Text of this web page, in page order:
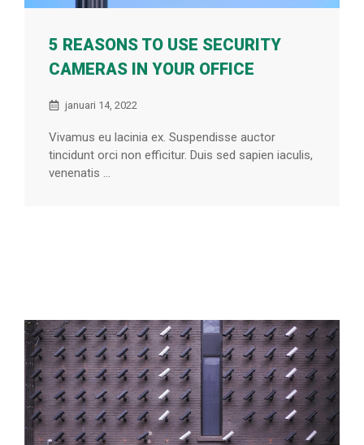
5 REASONS TO USE SECURITY
CAMERAS IN YOUR OFFICE
januari 14, 2022
Vivamus eu lacinia ex. Suspendisse auctor
tincidunt orci non efficitur. Duis sed sapien iaculis,
venenatis ...